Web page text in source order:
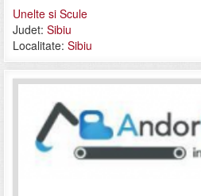
Unelte si Scule
Judet: Sibiu
Localitate: Sibiu